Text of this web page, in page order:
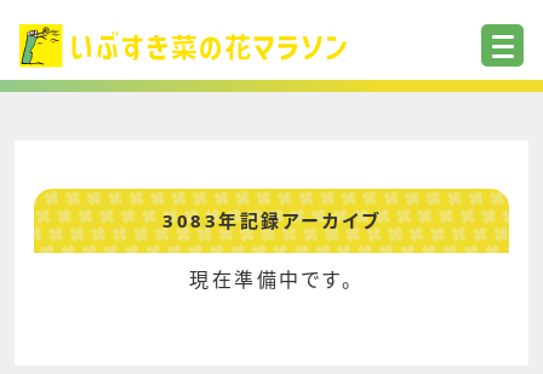
3083年記録アーカイブ
現在準備中です。